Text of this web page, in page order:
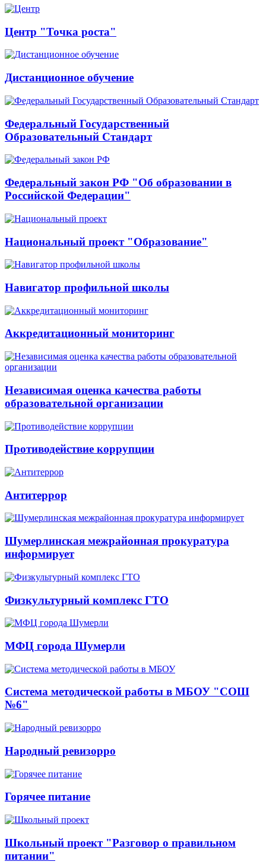
Центр "Точка роста"
Дистанционное обучение
Федеральный Государственный
Образовательный Стандарт
Федеральный закон РФ "Об образовании в
Российской Федерации"
Национальный проект "Образование"
Навигатор профильной школы
Аккредитационный мониторинг
Независимая оценка качества работы
образовательной организации
Противодействие коррупции
Антитеррор
Шумерлинская межрайонная прокуратура
информирует
Физкультурный комплекс ГТО
МФЦ города Шумерли
Система методической работы в МБОУ "СОШ
№6"
Народный ревизорро
Горячее питание
Школьный проект "Разговор о правильном
питании"